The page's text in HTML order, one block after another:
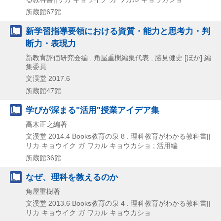
所蔵館67館
新学習指導要領における資質・能力と思考力・判
断力・表現力
新教育評価研究会編 ; 角屋重樹編集代表 ; 勝見健史 [ほか] 編
集委員
文渓堂 2017.6
所蔵館47館
学びが深まる"活用"授業アイデア集
高木正之編著
文溪堂 2014.4 Books教育の泉 8 . 理科教育がわかる教科書||
リカ キョウイク ガ ワカル キョウカショ ; 活用編
所蔵館36館
なぜ、理科を教えるのか
角屋重樹著
文溪堂 2013.6 Books教育の泉 4 . 理科教育がわかる教科書||
リカ キョウイク ガ ワカル キョウカショ